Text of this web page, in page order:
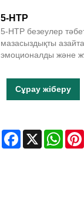
5-HTP
5-HTP безеулер
мазасыздықты
эмоционалды және
Сұрау жіберу
Facebook
X